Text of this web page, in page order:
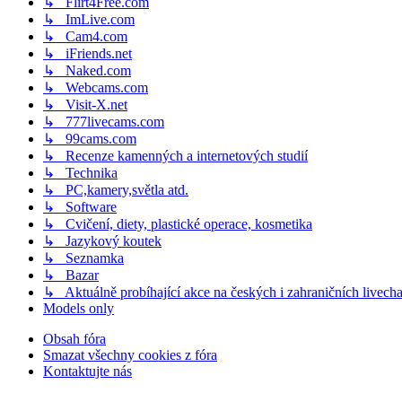
↳ ImLive.com
↳ Cam4.com
↳ iFriends.net
↳ Naked.com
↳ Webcams.com
↳ Visit-X.net
↳ 777livecams.com
↳ 99cams.com
↳ Recenze kamenných a internetových studií
↳ Technika
↳ PC,kamery,světla atd.
↳ Software
↳ Cvičení, diety, plastické operace, kosmetika
↳ Jazykový koutek
↳ Seznamka
↳ Bazar
↳ Aktuálně probíhající akce na českých i zahraničních
Models only
Obsah fóra
Smazat všechny cookies z fóra
Kontaktujte nás